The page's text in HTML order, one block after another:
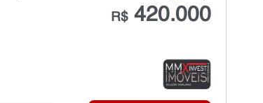
R$420.000